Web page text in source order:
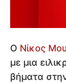
Ο Νίκος
με μια
βήματα